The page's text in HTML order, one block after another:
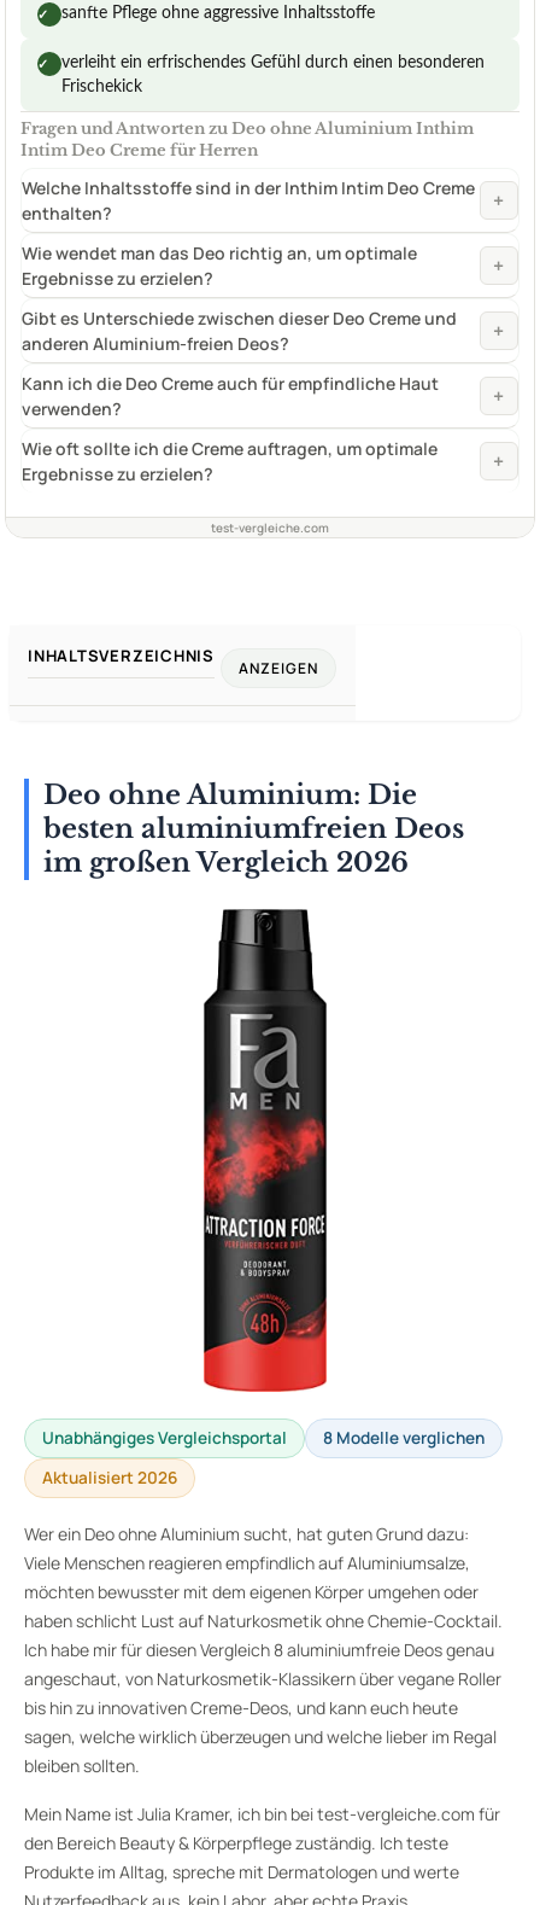
✓ sanfte Pflege ohne aggressive Inhaltsstoffe
✓
verleiht ein erfrischendes Gefühl durch einen besonderen
Frischekick
Fragen und Antworten zu Deo ohne Aluminium Inthim
Intim Deo Creme für Herren
Welche Inhaltsstoffe sind in der Inthim Intim Deo Creme
enthalten?
+
Wie wendet man das Deo richtig an, um optimale
Ergebnisse zu erzielen?
+
Gibt es Unterschiede zwischen dieser Deo Creme und
anderen Aluminium-freien Deos?
+
Kann ich die Deo Creme auch für empfindliche Haut
verwenden?
+
Wie oft sollte ich die Creme auftragen, um optimale
Ergebnisse zu erzielen?
+
test-vergleiche.com
Deo ohne Aluminium: Die
besten aluminiumfreien Deos
im großen Vergleich 2026
Unabhängiges Vergleichsportal
8 Modelle verglichen
Aktualisiert 2026
Wer ein Deo ohne Aluminium sucht, hat guten Grund dazu:
Viele Menschen reagieren empfindlich auf Aluminiumsalze,
möchten bewusster mit dem eigenen Körper umgehen oder
haben schlicht Lust auf Naturkosmetik ohne Chemie-Cocktail.
Ich habe mir für diesen Vergleich 8 aluminiumfreie Deos genau
angeschaut, von Naturkosmetik-Klassikern über vegane Roller
bis hin zu innovativen Creme-Deos, und kann euch heute
sagen, welche wirklich überzeugen und welche lieber im Regal
bleiben sollten.
Mein Name ist Julia Kramer, ich bin bei test-vergleiche.com für
den Bereich Beauty & Körperpflege zuständig. Ich teste
Produkte im Alltag, spreche mit Dermatologen und werte
INHALTSVERZEICHNIS
ANZEIGEN